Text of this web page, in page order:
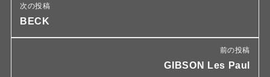
次の投稿
BECK
前の投稿
GIBSON Les Paul